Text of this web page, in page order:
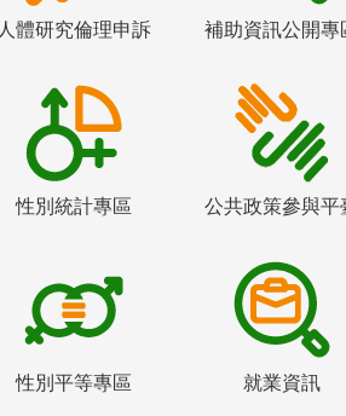
人體研究倫理申訴 補助資訊公開專
性別統計專區 公共政策參與平
性別平等專區 就業資訊